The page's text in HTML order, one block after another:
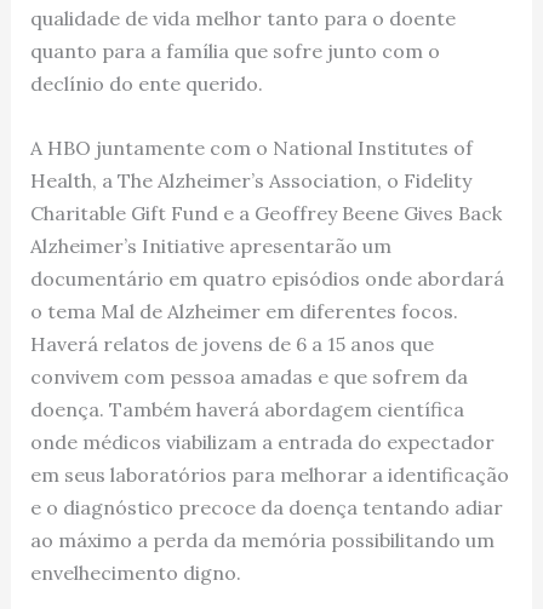
qualidade de vida melhor tanto para o doente
quanto para a família que sofre junto com o
declínio do ente querido.
A HBO juntamente com o National Institutes of
Health, a The Alzheimer’s Association, o Fidelity
Charitable Gift Fund e a Geoffrey Beene Gives Back
Alzheimer’s Initiative apresentarão um
documentário em quatro episódios onde abordará
o tema Mal de Alzheimer em diferentes focos.
Haverá relatos de jovens de 6 a 15 anos que
convivem com pessoa amadas e que sofrem da
doença. Também haverá abordagem científica
onde médicos viabilizam a entrada do expectador
em seus laboratórios para melhorar a identificação
e o diagnóstico precoce da doença tentando adiar
ao máximo a perda da memória possibilitando um
envelhecimento digno.